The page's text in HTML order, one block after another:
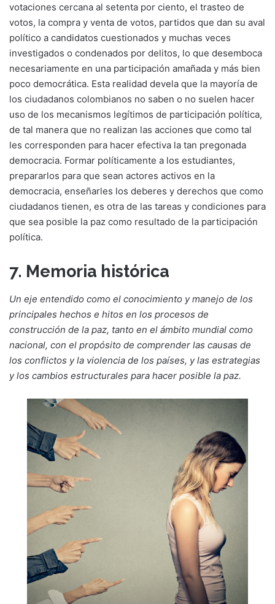
votaciones cercana al setenta por ciento, el trasteo de
votos, la compra y venta de votos, partidos que dan su aval
político a candidatos cuestionados y muchas veces
investigados o condenados por delitos, lo que desemboca
necesariamente en una participación amañada y más bien
poco democrática. Esta realidad devela que la mayoría de
los ciudadanos colombianos no saben o no suelen hacer
uso de los mecanismos legítimos de participación política,
de tal manera que no realizan las acciones que como tal
les corresponden para hacer efectiva la tan pregonada
democracia. Formar políticamente a los estudiantes,
prepararlos para que sean actores activos en la
democracia, enseñarles los deberes y derechos que como
ciudadanos tienen, es otra de las tareas y condiciones para
que sea posible la paz como resultado de la participación
política.
7. Memoria histórica
Un eje entendido como el conocimiento y manejo de los
principales hechos e hitos en los procesos de
construcción de la paz, tanto en el ámbito mundial como
nacional, con el propósito de comprender las causas de
los conflictos y la violencia de los países, y las estrategias
y los cambios estructurales para hacer posible la paz.